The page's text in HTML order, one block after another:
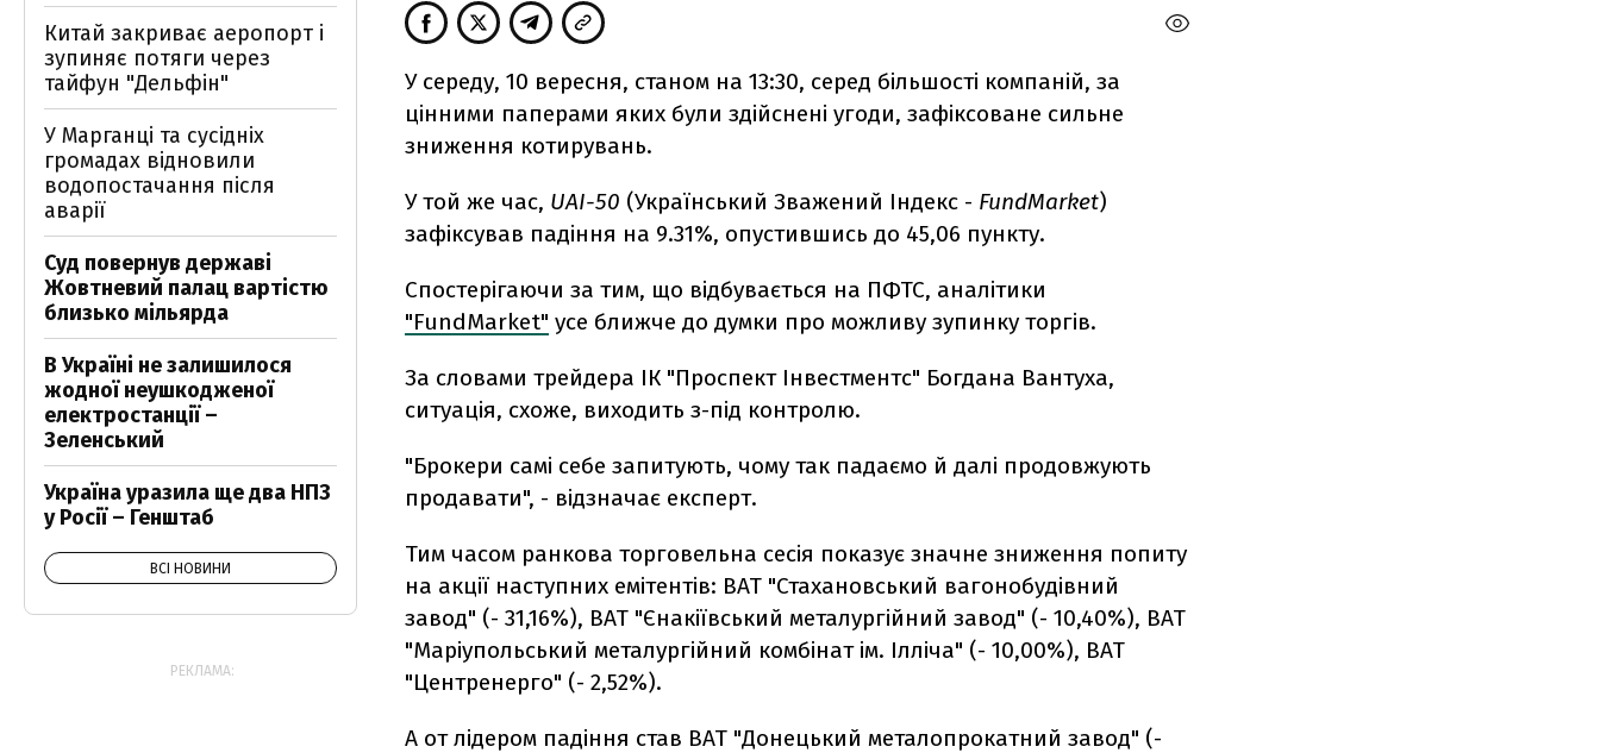
У середу, 10 вересня, станом на 13:30, серед більшості компаній, за
цінними паперами яких були здійснені угоди, зафіксоване сильне
зниження котирувань.
У той же час, UAI-50 (Український Зважений Індекс - FundMarket)
зафіксував падіння на 9.31%, опустившись до 45,06 пункту.
Спостерігаючи за тим, що відбувається на ПФТС, аналітики
"FundMarket" усе ближче до думки про можливу зупинку торгів.
За словами трейдера ІК "Проспект Інвестментс" Богдана Вантуха,
ситуація, схоже, виходить з-під контролю.
"Брокери самі себе запитують, чому так падаємо й далі продовжують
продавати", - відзначає експерт.
Тим часом ранкова торговельна сесія показує значне зниження попиту
на акції наступних емітентів: ВАТ "Стахановський вагонобудівний
завод" (- 31,16%), ВАТ "Єнакіївський металургійний завод" (- 10,40%), ВАТ
"Маріупольський металургійний комбінат ім. Ілліча" (- 10,00%), ВАТ
"Центренерго" (- 2,52%).
А от лідером падіння став ВАТ "Донецький металопрокатний завод" (-
Китай закриває аеропорт і
зупиняє потяги через
тайфун "Дельфін"
У Марганці та сусідніх
громадах відновили
водопостачання після
аварії
Суд повернув державі
Жовтневий палац вартістю
близько мільярда
В Україні не залишилося
жодної неушкодженої
електростанції –
Зеленський
Україна уразила ще два НПЗ
у Росії – Генштаб
ВСІ НОВИНИ
РЕКЛАМА: